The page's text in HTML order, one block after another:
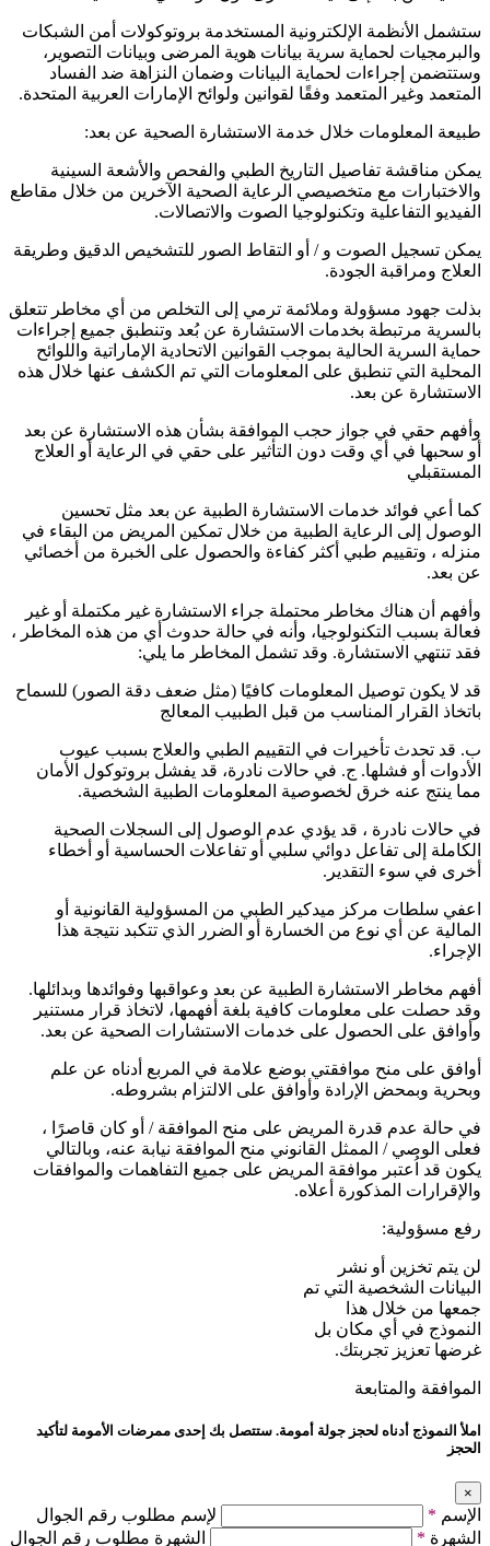
ستشمل الأنظمة الإلكترونية المستخدمة بروتوكولات أمن الشبكات
والبرمجيات لحماية سرية بيانات هوية المرضى وبيانات التصوير،
وستتضمن إجراءات لحماية البيانات وضمان النزاهة ضد الفساد
المتعمد وغير المتعمد وفقًا لقوانين ولوائح الإمارات العربية المتحدة.
طبيعة المعلومات خلال خدمة الاستشارة الصحية عن بعد:
يمكن مناقشة تفاصيل التاريخ الطبي والفحص والأشعة السينية
والاختبارات مع متخصيصي الرعاية الصحية الآخرين من خلال مقاطع
الفيديو التفاعلية وتكنولوجيا الصوت والاتصالات.
يمكن تسجيل الصوت و / أو التقاط الصور للتشخيص الدقيق وطريقة
العلاج ومراقبة الجودة.
بذلت جهود مسؤولة وملائمة ترمي إلى التخلص من أي مخاطر تتعلق
بالسرية مرتبطة بخدمات الاستشارة عن بُعد وتنطبق جميع إجراءات
حماية السرية الحالية بموجب القوانين الاتحادية الإماراتية واللوائح
المحلية التي تنطبق على المعلومات التي تم الكشف عنها خلال هذه
الاستشارة عن بعد.
وأفهم حقي في جواز حجب الموافقة بشأن هذه الاستشارة عن بعد
أو سحبها في أي وقت دون التأثير على حقي في الرعاية أو العلاج
المستقبلي
كما أعي فوائد خدمات الاستشارة الطبية عن بعد مثل تحسين
الوصول إلى الرعاية الطبية من خلال تمكين المريض من البقاء في
منزله ، وتقييم طبي أكثر كفاءة والحصول على الخبرة من أخصائي
عن بعد.
وأفهم أن هناك مخاطر محتملة جراء الاستشارة غير مكتملة أو غير
فعالة بسبب التكنولوجيا، وأنه في حالة حدوث أي من هذه المخاطر ،
فقد تنتهي الاستشارة. وقد تشمل المخاطر ما يلي:
قد لا يكون توصيل المعلومات كافيًا (مثل ضعف دقة الصور) للسماح
باتخاذ القرار المناسب من قبل الطبيب المعالج
ب. قد تحدث تأخيرات في التقييم الطبي والعلاج بسبب عيوب
الأدوات أو فشلها. ج. في حالات نادرة، قد يفشل بروتوكول الأمان
مما ينتج عنه خرق لخصوصية المعلومات الطبية الشخصية.
في حالات نادرة ، قد يؤدي عدم الوصول إلى السجلات الصحية
الكاملة إلى تفاعل دوائي سلبي أو تفاعلات الحساسية أو أخطاء
أخرى في سوء التقدير.
اعفي سلطات مركز ميدكير الطبي من المسؤولية القانونية أو
المالية عن أي نوع من الخسارة أو الضرر الذي تتكبد نتيجة هذا
الإجراء.
أفهم مخاطر الاستشارة الطبية عن بعد وعواقبها وفوائدها وبدائلها.
وقد حصلت على معلومات كافية بلغة أفهمها، لاتخاذ قرار مستنير
وأوافق على الحصول على خدمات الاستشارات الصحية عن بعد.
أوافق على منح موافقتي بوضع علامة في المربع أدناه عن علم
وبحرية وبمحض الإرادة وأوافق على الالتزام بشروطه.
في حالة عدم قدرة المريض على منح الموافقة / أو كان قاصرًا ،
فعلى الوصي / الممثل القانوني منح الموافقة نيابة عنه، وبالتالي
يكون قد اُعتبر موافقة المريض على جميع التفاهمات والموافقات
والإقرارات المذكورة أعلاه.
رفع مسؤولية:
لن يتم تخزين أو نشر
البيانات الشخصية التي تم
جمعها من خلال هذا
النموذج في أي مكان بل
غرضها تعزيز تجربتك.
الموافقة والمتابعة
املأ النموذج أدناه لحجز جولة أمومة. ستتصل بك إحدى ممرضات الأمومة لتأكيد
الحجز
×
الإسم *
لإسم مطلوب رقم الجوال
الشهرة * الشهرة مطلوب رقم الجوال